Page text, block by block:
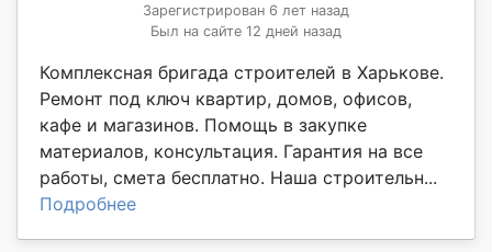
Зарегистрирован 6 лет назад
Был на сайте 12 дней назад
Комплексная бригада строителей в Харькове.
Ремонт под ключ квартир, домов, офисов,
кафе и магазинов. Помощь в закупке
материалов, консультация. Гарантия на все
работы, смета бесплатно. Наша строительн...
Подробнее